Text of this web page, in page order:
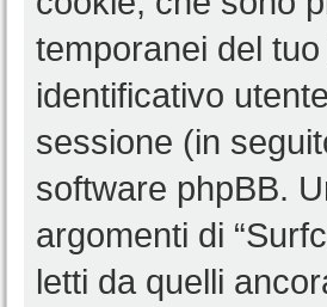
temporanei del
identificativo
sessione (in
software phpBB.
argomenti di
letti da quelli